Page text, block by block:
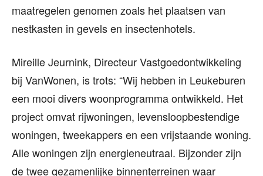
maatregelen genomen zoals het plaatsen van
nestkasten in gevels en insectenhotels.
Mireille Jeurnink, Directeur Vastgoedontwikkeling
bij VanWonen, is trots: “Wij hebben in Leukeburen
een mooi divers woonprogramma ontwikkeld. Het
project omvat rijwoningen, levensloopbestendige
woningen, tweekappers en een vrijstaande woning.
Alle woningen zijn energieneutraal. Bijzonder zijn
de twee gezamenlijke binnenterreinen waar